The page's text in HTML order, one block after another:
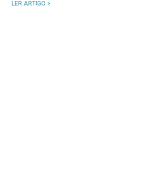
LER ARTIGO >